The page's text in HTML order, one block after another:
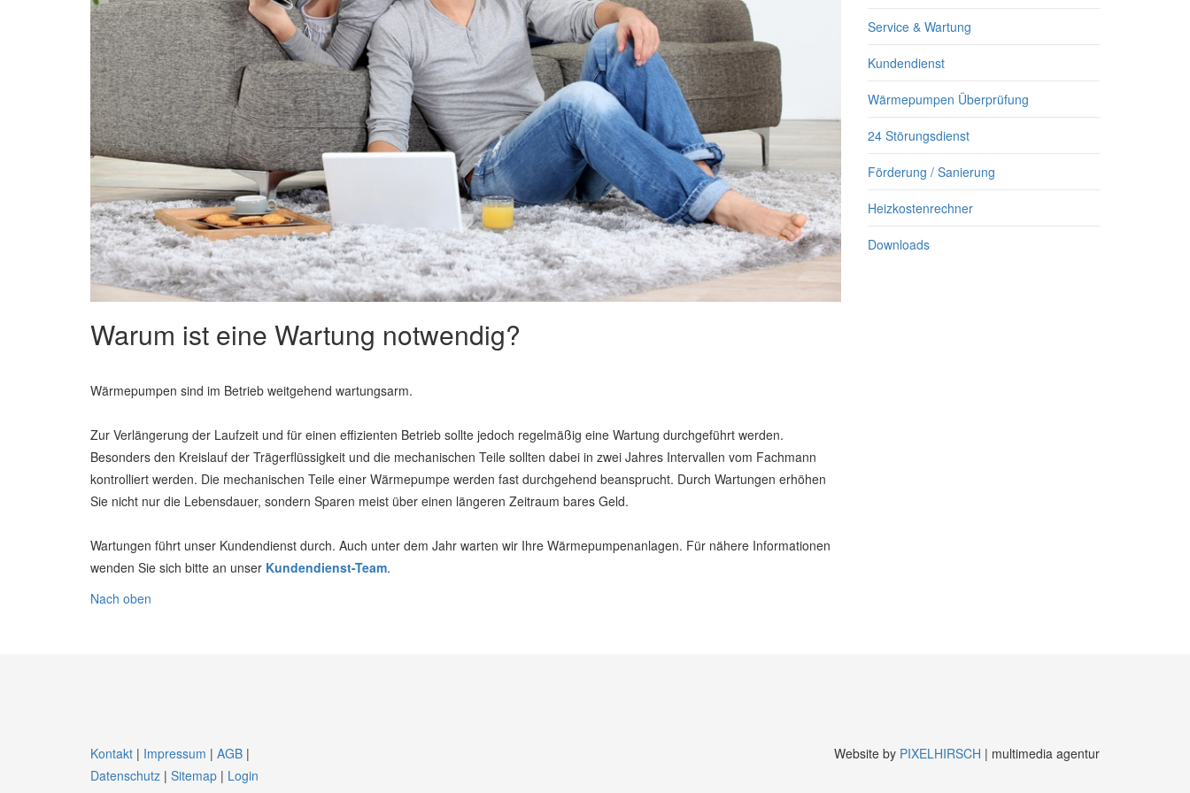
Warum ist eine Wartung notwendig?
Wärmepumpen sind im Betrieb weitgehend wartungsarm.
Zur Verlängerung der Laufzeit und für einen effizienten Betrieb sollte jedoch regelmäßig eine Wartung durchgeführt werden.
Besonders den Kreislauf der Trägerflüssigkeit und die mechanischen Teile sollten dabei in zwei Jahres Intervallen vom Fachmann
kontrolliert werden. Die mechanischen Teile einer Wärmepumpe werden fast durchgehend beansprucht. Durch Wartungen erhöhen
Sie nicht nur die Lebensdauer, sondern Sparen meist über einen längeren Zeitraum bares Geld.
Wartungen führt unser Kundendienst durch. Auch unter dem Jahr warten wir Ihre Wärmepumpenanlagen. Für nähere Informationen
wenden Sie sich bitte an unser Kundendienst-Team.
Nach oben
Service & Wartung
Kundendienst
Wärmepumpen Überprüfung
24 Störungsdienst
Förderung / Sanierung
Heizkostenrechner
Downloads
Kontakt | Impressum | AGB |
Datenschutz | Sitemap | Login
Website by PIXELHIRSCH | multimedia agentur